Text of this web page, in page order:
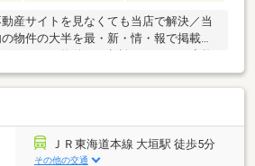
産サイトを見なくても当店で解決／当
物件の大半を最・新・情・報で掲載！
中学校◆岐阜バス「東栄町3丁目」停
◆ペット飼育要相談◆フラット対面キ
ントライト※写真をクリックすると、
だけます。＝＝＝＝＝＝＝＝＝＝＝＝
＝＝＝＝＝＝＝《気軽にお寄り下さい
ズスペースも完備♪お子様連れでも気軽
ＪＲ東海道本線 大垣駅 徒歩5分
その他の交通